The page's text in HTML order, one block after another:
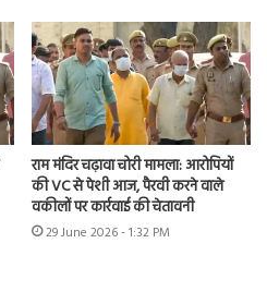
राम मंदिर चढ़ावा चोरी मामला: आरोपियों
की VC से पेशी आज, पैरवी करने वाले
वकीलों पर कार्रवाई की चेतावनी
29 June 2026 - 1:32 PM